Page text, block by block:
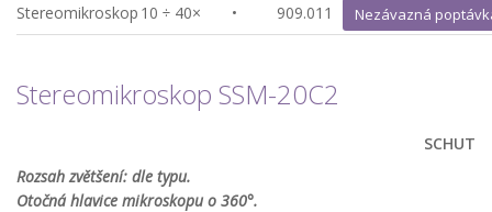
Stereomikroskop 10 ÷ 40× • 909.011 Nezávazná
Stereomikroskop SSM-20C2
SCHUT
Rozsah zvětšení: dle typu.
Otočná hlavice mikroskopu o 360°.